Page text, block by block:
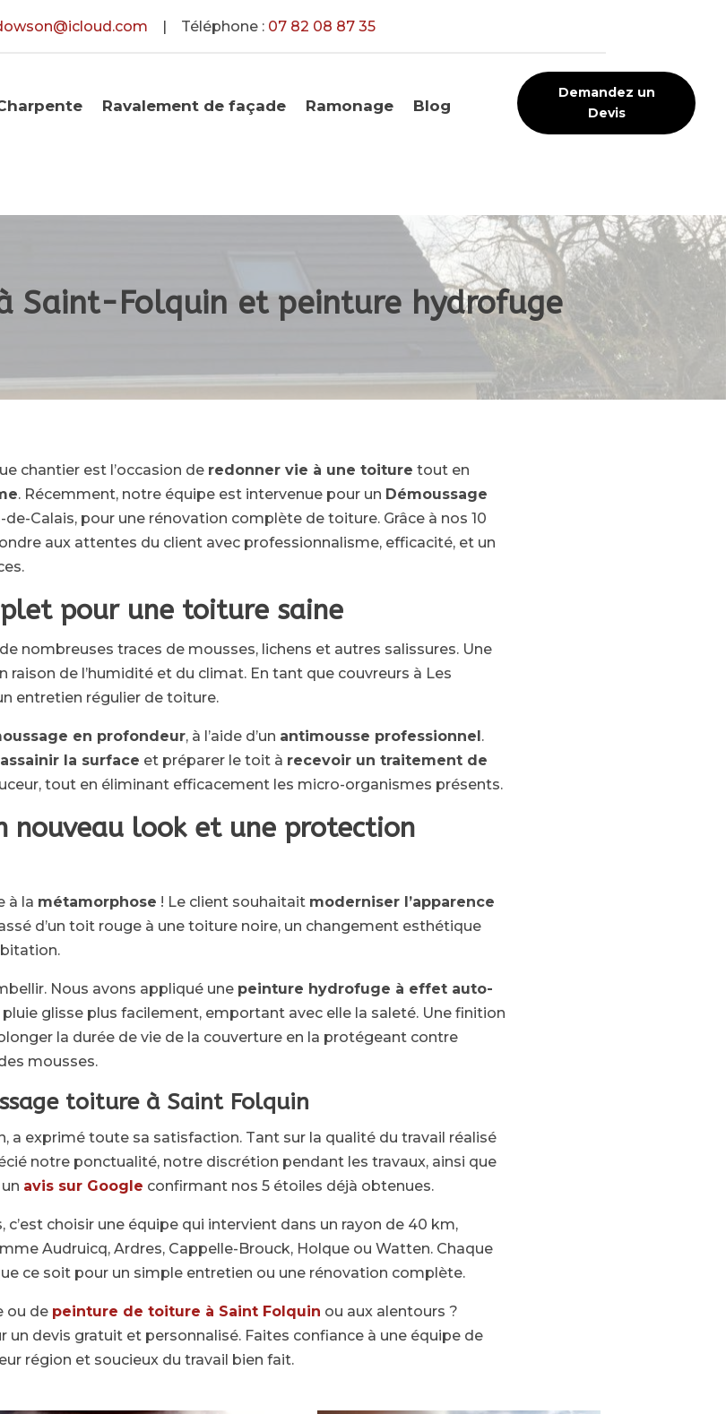
| Téléphone : 07 82 08 87 35
Ravalement de façade Ramonage Blog
Demandez un
Devis
Saint-Folquin et peinture hydrofuge
chantier est l’occasion de redonner vie à une toiture tout en
. Récemment, notre équipe est intervenue pour un Démoussage
de-Calais, pour une rénovation complète de toiture. Grâce à nos 10
aux attentes du client avec professionnalisme, efficacité, et un
pour une toiture saine
nombreuses traces de mousses, lichens et autres salissures. Une
de l’humidité et du climat. En tant que couvreurs à Les
entretien régulier de toiture.
en profondeur, à l’aide d’un antimousse professionnel.
la surface et préparer le toit à recevoir un traitement de
tout en éliminant efficacement les micro-organismes présents.
nouveau look et une protection
à la métamorphose ! Le client souhaitait moderniser l’apparence
d’un toit rouge à une toiture noire, un changement esthétique
Nous avons appliqué une peinture hydrofuge à effet auto-
pluie glisse plus facilement, emportant avec elle la saleté. Une finition
la durée de vie de la couverture en la protégeant contre
mousses.
toiture à Saint Folquin
a exprimé toute sa satisfaction. Tant sur la qualité du travail réalisé
notre ponctualité, notre discrétion pendant les travaux, ainsi que
avis sur Google confirmant nos 5 étoiles déjà obtenues.
c’est choisir une équipe qui intervient dans un rayon de 40 km,
Audruicq, Ardres, Cappelle-Brouck, Holque ou Watten. Chaque
ce soit pour un simple entretien ou une rénovation complète.
ou de peinture de toiture à Saint Folquin ou aux alentours ?
un devis gratuit et personnalisé. Faites confiance à une équipe de
région et soucieux du travail bien fait.